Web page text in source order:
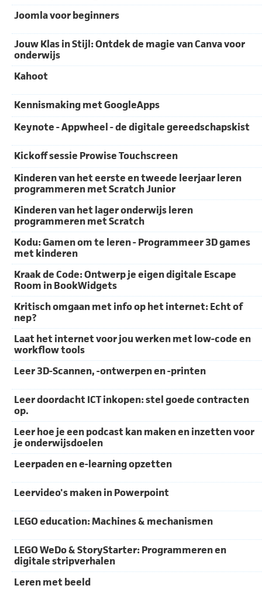
Joomla voor beginners
Jouw Klas in Stijl: Ontdek de magie van Canva voor
onderwijs
Kahoot
Kennismaking met GoogleApps
Keynote - Appwheel - de digitale gereedschapskist
Kickoff sessie Prowise Touchscreen
Kinderen van het eerste en tweede leerjaar leren
programmeren met Scratch Junior
Kinderen van het lager onderwijs leren
programmeren met Scratch
Kodu: Gamen om te leren - Programmeer 3D games
met kinderen
Kraak de Code: Ontwerp je eigen digitale Escape
Room in BookWidgets
Kritisch omgaan met info op het internet: Echt of
nep?
Laat het internet voor jou werken met low-code en
workflow tools
Leer 3D-Scannen, -ontwerpen en -printen
Leer doordacht ICT inkopen: stel goede contracten
op.
Leer hoe je een podcast kan maken en inzetten voor
je onderwijsdoelen
Leerpaden en e-learning opzetten
Leervideo's maken in Powerpoint
LEGO education: Machines & mechanismen
LEGO WeDo & StoryStarter: Programmeren en
digitale stripverhalen
Leren met beeld